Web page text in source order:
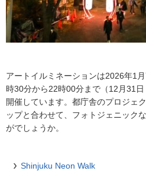
アートイルミネーションは2026年1
時30分から22時00分まで（12月31日
開催しています。都庁舎のプロジェ
ップと合わせて、フォトジェニック
がでしょうか。
Shinjuku Neon Walk